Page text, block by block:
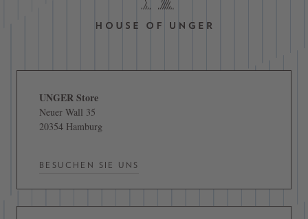
UNGER Store
Neuer Wall 35
20354 Hamburg
BESUCHEN SIE UNS